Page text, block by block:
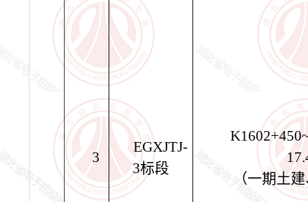
3
EGXJTJ-
3标段
（一期土